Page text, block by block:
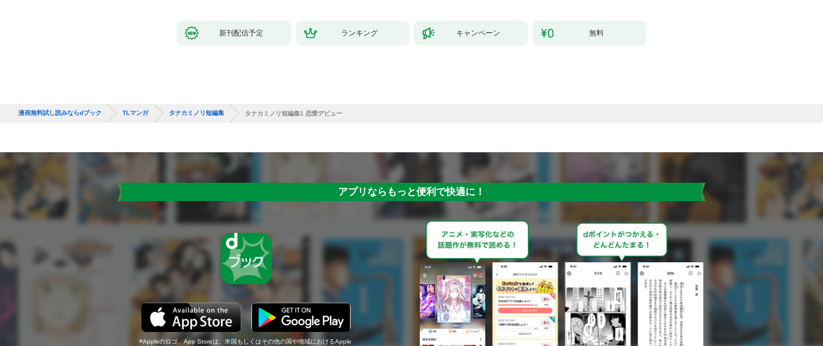
新刊配信予定 ランキング キャンペーン 無料
漫画無料試し読みならdブック TLマンガ タナカミノリ短編集 タナカミノリ短編集1 恋愛デビュー
アプリならもっと便利で快適に！
Appleのロゴ、App Storeは、米国もしくはその他の国や地域におけるApple